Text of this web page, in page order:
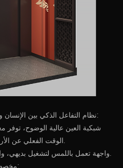
نظام التفاعل الذكي بين الإنسان والآلة بشاشة تعمل باللمس:
الوقت الفعلي عن الأرضيات والوقت والطقس.
واجهة تعمل باللمس لتشغيل بديهي، واستبدال الأزرار التقليدية.